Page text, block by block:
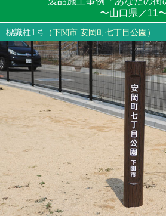
〜山口県／11
標識柱1号 （下関市 安岡町七丁目公園）